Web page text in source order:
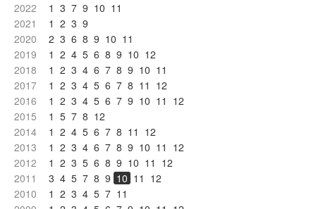
2022
1 3 7 9 10 11
2021
1 2 3 9
2020
2 3 6 8 9 10 11
2019
1 2 4 5 6 8 9 10 12
2018
1 2 3 4 6 7 8 9 10 11
2017
1 2 3 4 5 6 7 8 11 12
2016
1 2 3 4 5 6 7 9 10 11 12
2015
1 5 7 8 12
2014
1 2 4 5 6 7 8 11 12
2013
1 2 3 4 6 7 8 9 10 11 12
2012
1 2 3 5 6 8 9 10 11 12
2011
3 4 5 7 8 9 10 11 12
2010
1 2 3 4 5 7 11